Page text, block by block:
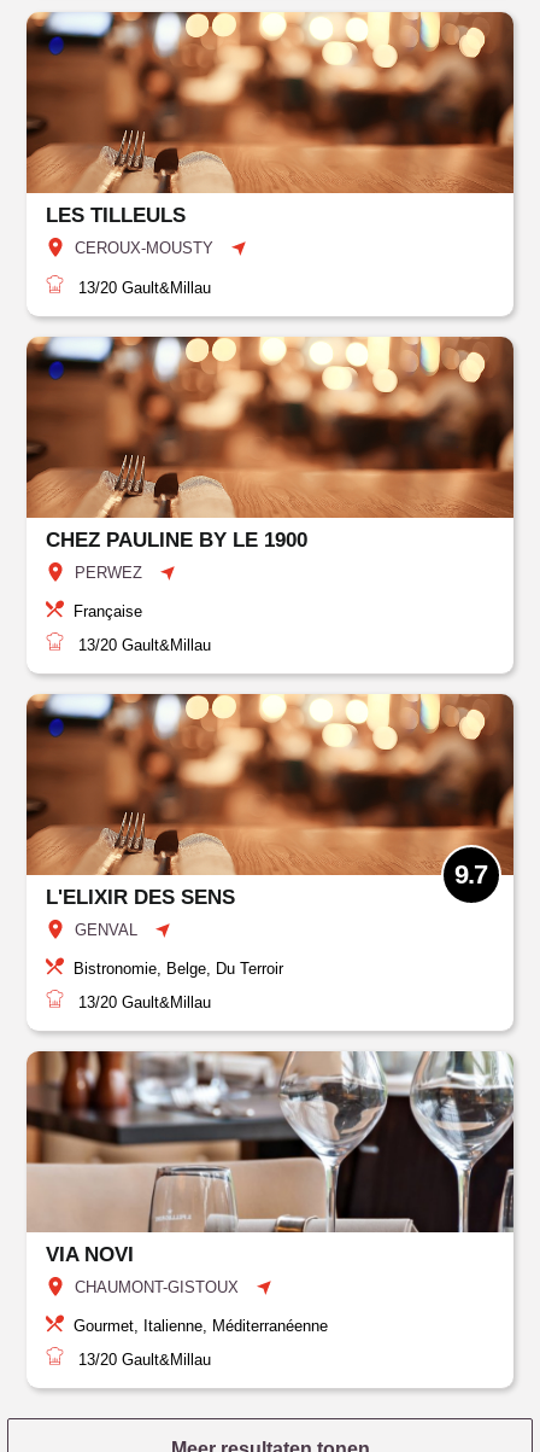
LES TILLEULS
CEROUX-MOUSTY
13/20 Gault&Millau
CHEZ PAULINE BY LE 1900
PERWEZ
Française
13/20 Gault&Millau
L'ELIXIR DES SENS
GENVAL
9.7
Bistronomie, Belge, Du Terroir
13/20 Gault&Millau
VIA NOVI
CHAUMONT-GISTOUX
Gourmet, Italienne, Méditerranéenne
13/20 Gault&Millau